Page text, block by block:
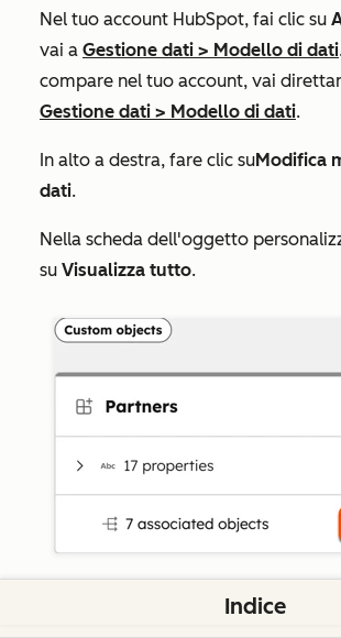
Nel tuo account HubSpot, fai clic su
vai a Gestione dati > Modello di dati
compare nel tuo account, vai
Gestione dati > Modello di dati.
In alto a destra, fare clic suModifica
dati.
Nella scheda dell'oggetto
su Visualizza tutto.
Accanto alla scheda dell’oggetto
Indice